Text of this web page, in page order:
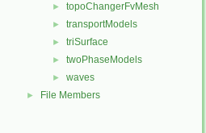
► topoChangerFvMesh
► transportModels
► triSurface
► twoPhaseModels
► waves
► File Members